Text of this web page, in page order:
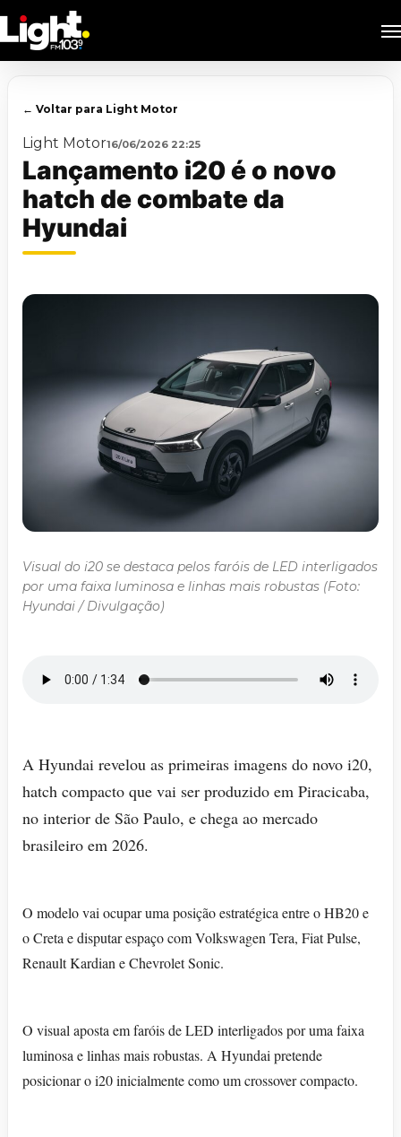
to
main
← Voltar para Light Motor
Light Motor16/06/2026 22:25
Lançamento i20 é o novo
hatch de combate da
Hyundai
Visual do i20 se destaca pelos faróis de LED interligados
por uma faixa luminosa e linhas mais robustas (Foto:
Hyundai / Divulgação)
A Hyundai revelou as primeiras imagens do novo i20,
hatch compacto que vai ser produzido em Piracicaba,
no interior de São Paulo, e chega ao mercado
brasileiro em 2026.
O modelo vai ocupar uma posição estratégica entre o HB20 e
o Creta e disputar espaço com Volkswagen Tera, Fiat Pulse,
Renault Kardian e Chevrolet Sonic.
O visual aposta em faróis de LED interligados por uma faixa
luminosa e linhas mais robustas. A Hyundai pretende
posicionar o i20 inicialmente como um crossover compacto.